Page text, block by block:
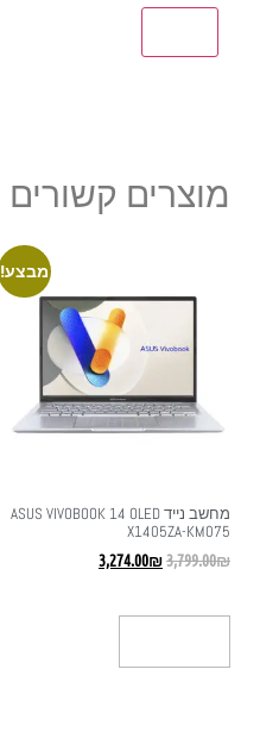
מוצרים קשורים
מבצע!
מחשב נייד ASUS VIVOBOOK 14 OLED
X1405ZA-KM075
3,799.00₪
3,274.00₪